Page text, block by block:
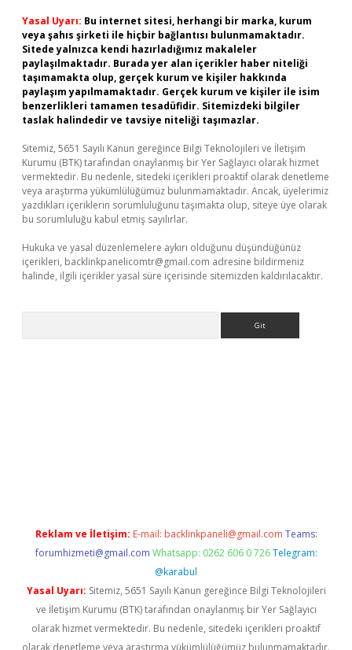
Yasal Uyarı: Bu internet sitesi, herhangi bir marka, kurum
veya şahıs şirketi ile hiçbir bağlantısı bulunmamaktadır.
Sitede yalnızca kendi hazırladığımız makaleler
paylaşılmaktadır. Burada yer alan içerikler haber niteliği
taşımamakta olup, gerçek kurum ve kişiler hakkında
paylaşım yapılmamaktadır. Gerçek kurum ve kişiler ile isim
benzerlikleri tamamen tesadüfidir. Sitemizdeki bilgiler
taslak halindedir ve tavsiye niteliği taşımazlar.
Sitemiz, 5651 Sayılı Kanun gereğince Bilgi Teknolojileri ve İletişim
Kurumu (BTK) tarafından onaylanmış bir Yer Sağlayıcı olarak hizmet
vermektedir. Bu nedenle, sitedeki içerikleri proaktif olarak denetleme
veya araştırma yükümlülüğümüz bulunmamaktadır. Ancak, üyelerimiz
yazdıkları içeriklerin sorumluluğunu taşımakta olup, siteye üye olarak
bu sorumluluğu kabul etmiş sayılırlar.
Hukuka ve yasal düzenlemelere aykırı olduğunu düşündüğünüz
içerikleri, backlinkpanelicomtr@gmail.com adresine bildirmeniz
halinde, ilgili içerikler yasal süre içerisinde sitemizden kaldırılacaktır.
Reklam ve İletişim: E-mail: backlinkpaneli@gmail.com Teams:
forumhizmeti@gmail.com Whatsapp: 0262 606 0 726 Telegram:
@karabul
Yasal Uyarı: Sitemiz, 5651 Sayılı Kanun gereğince Bilgi Teknolojileri
ve İletişim Kurumu (BTK) tarafından onaylanmış bir Yer Sağlayıcı
olarak hizmet vermektedir. Bu nedenle, sitedeki içerikleri proaktif
olarak denetleme veya araştırma yükümlülüğümüz bulunmamaktadır.